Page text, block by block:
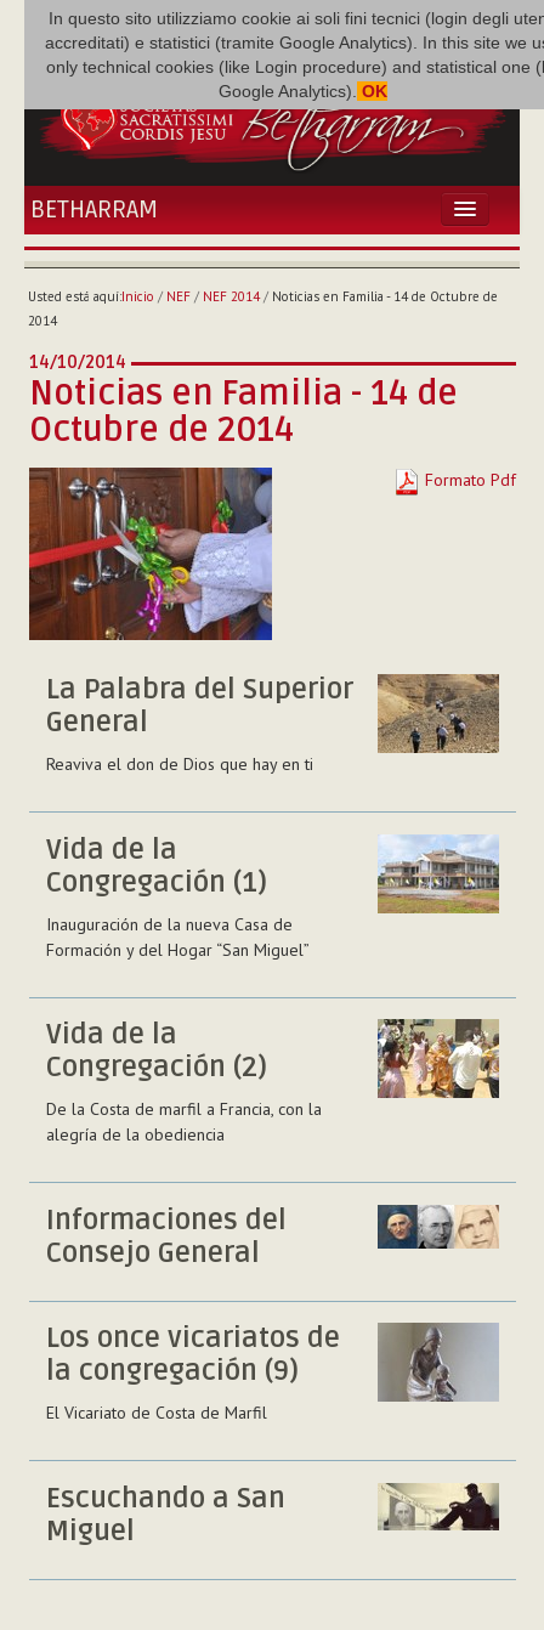
In questo sito utilizziamo cookie ai soli fini tecnici (login degli
accreditati) e statistici (tramite Google Analytics). In this site we
only technical cookies (like Login procedure) and statistical one
Google Analytics). OK
BETHARRAM
INICIO
BETHARRAM
MISIÓN
NEF
MULTIMEDIA
P. AUGUSTO ETCHECOPAR
Usted está aquí:Inicio / NEF/ NEF 2014/ Noticias en Familia - 14 de Octubre de
2014
14/10/2014
Noticias en Familia - 14 de
Octubre de 2014
Formato Pdf
La Palabra del Superior
General
Reaviva el don de Dios que hay en ti
Vida de la
Congregación (1)
Inauguración de la nueva Casa de
Formación y del Hogar “San Miguel”
Vida de la
Congregación (2)
De la Costa de marfil a Francia, con la
alegría de la obediencia
Informaciones del
Consejo General
Los once vicariatos de
la congregación (9)
El Vicariato de Costa de Marfil
Escuchando a San
Miguel